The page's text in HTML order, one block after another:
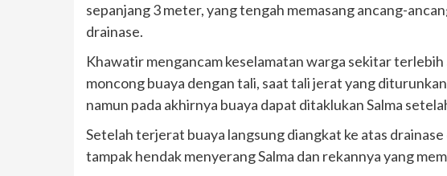
sepanjang 3 meter, yang tengah memasang ancang-
drainase.
Khawatir mengancam keselamatan warga sekitar
moncong buaya dengan tali, saat tali jerat yang
namun pada akhirnya buaya dapat ditaklukan Salma
Setelah terjerat buaya langsung diangkat ke atas
tampak hendak menyerang Salma dan rekannya yang